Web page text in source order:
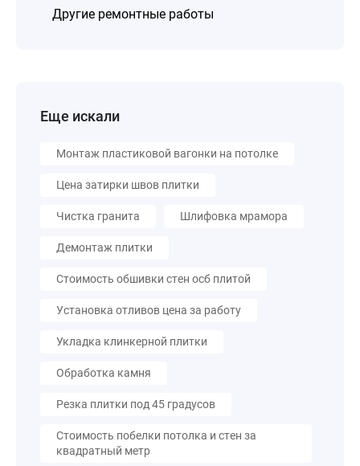
Другие ремонтные работы
Еще искали
Монтаж пластиковой вагонки на потолке
Цена затирки швов плитки
Чистка гранита Шлифовка мрамора
Демонтаж плитки
Стоимость обшивки стен осб плитой
Установка отливов цена за работу
Укладка клинкерной плитки
Обработка камня
Резка плитки под 45 градусов
Стоимость побелки потолка и стен за
квадратный метр